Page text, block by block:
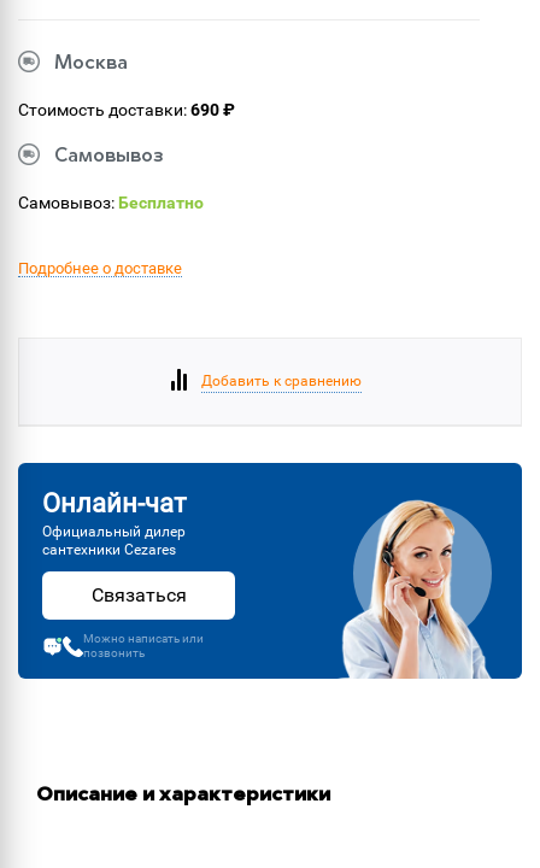
Москва
Стоимость доставки:690 ₽
Самовывоз
Самовывоз:Бесплатно
Подробнее о доставке
Добавить к сравнению
Онлайн-чат
Официальный дилер
сантехники Cezares
Связаться
Можно написать или
позвонить
Описание и характеристики